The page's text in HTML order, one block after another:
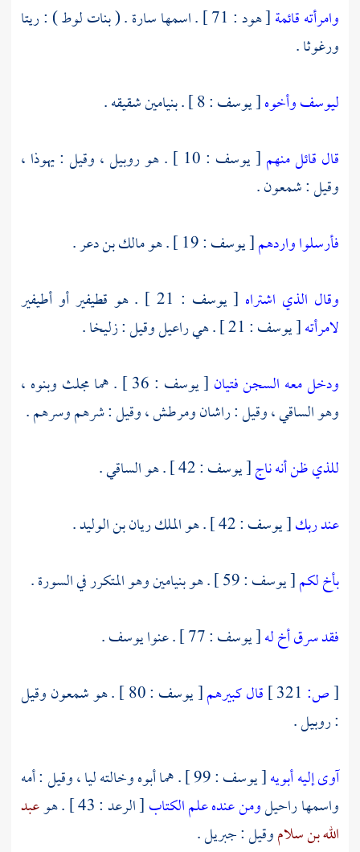
وامرأته قائمة[ هود : 71 ] . اسمها سارة. ( بنات لوط ) :ريتا
ورغوثا.
ليوسف وأخوه[ يوسف : 8 ] . بنيامينشقيقه .
قال قائل منهم [ يوسف : 10 ] . هو روبيل ، وقيل :يهوذا ،
وقيل :شمعون.
فأرسلوا واردهم[ يوسف : 19 ] . هو مالك بن دعر.
وقال الذي اشتراه [ يوسف : 21 ] . هو قطيفير أو أطيفير
لامرأته[ يوسف : 21 ] . هي راعيلوقيل :زليخا.
ودخل معه السجن فتيان [ يوسف : 36 ] . هما مجلث وبنوه ،
وهو الساقي ، وقيل :راشانومرطش ،وقيل :شرهموسرهم.
للذي ظن أنه ناج[ يوسف : 42 ] . هو الساقي .
عند ربك[ يوسف : 42 ] . هو الملك ريان بن الوليد.
بأخ لكم[ يوسف : 59 ] . هو بنيامينوهو المتكرر في السورة .
فقد سرق أخ له[ يوسف : 77 ] . عنوا يوسف.
[ص: قال كبيرهم[ يوسف : 80 ] . هو شمعونوقيل
:روبيل.
آوى إليه أبويه[ يوسف : 99 ] . هما أبوه وخالته ليا، وقيل : أمه
واسمهاراحيلومن عنده علم الكتاب[ الرعد : 43 ] . هو
عبد
الله بن سلاموقيل :جبريل.